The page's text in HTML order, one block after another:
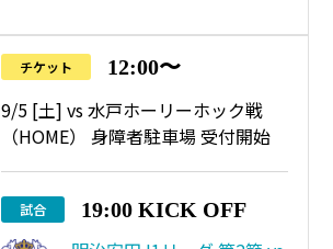
チケット 12:00〜
9/5 [土] vs 水戸ホーリーホック戦
（HOME） 身障者駐車場 受付開始
試合 19:00 KICK OFF